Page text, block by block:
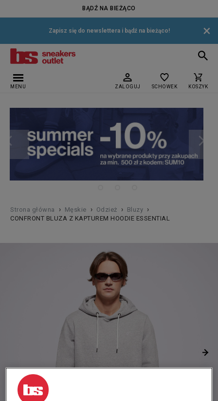
BĄDŹ NA BIEŻĄCO
Zapisz się do newslettera i bądź na bieżąco! ×
MENU ZALOGUJ SCHOWEK KOSZYK
Strona główna › Męskie › Odzież › Bluzy ›
CONFRONT BLUZA Z KAPTUREM HOODIE ESSENTIAL